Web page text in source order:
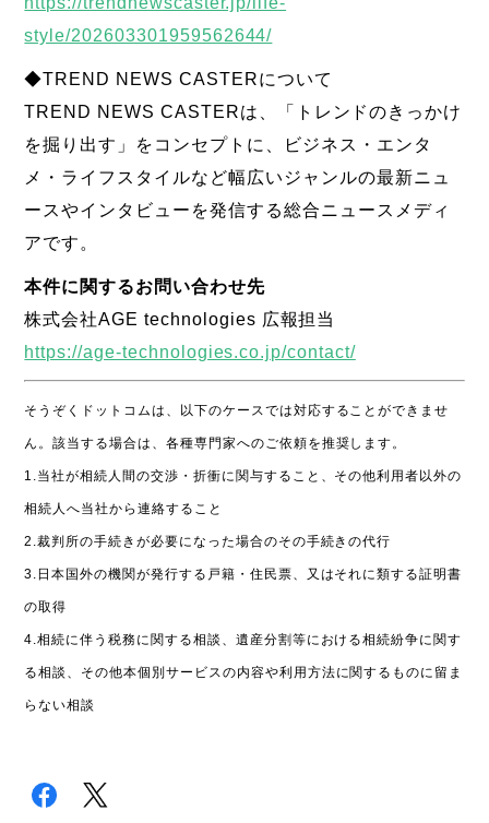
style/202603301959562644/
◆TREND NEWS CASTERについて
TREND NEWS CASTERは、「トレンドのきっかけ
を掘り出す」をコンセプトに、ビジネス・エンタ
メ・ライフスタイルなど幅広いジャンルの最新ニュ
ースやインタビューを発信する総合ニュースメディ
アです。
本件に関するお問い合わせ先
株式会社AGE technologies 広報担当
https://age-technologies.co.jp/contact/
そうぞくドットコムは、以下のケースでは対応することができませ
ん。該当する場合は、各種専門家へのご依頼を推奨します。
1.当社が相続人間の交渉・折衝に関与すること、その他利用者以外の
相続人へ当社から連絡すること
2.裁判所の手続きが必要になった場合のその手続きの代行
3.日本国外の機関が発行する戸籍・住民票、又はそれに類する証明書
の取得
4.相続に伴う税務に関する相談、遺産分割等における相続紛争に関す
る相談、その他本個別サービスの内容や利用方法に関するものに留ま
らない相談